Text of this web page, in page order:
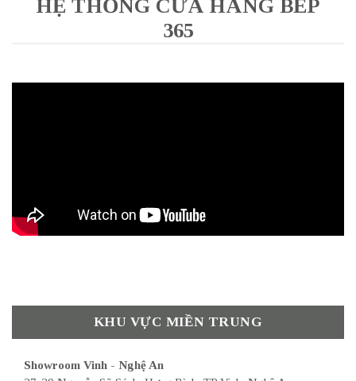
HỆ THỐNG CỬA HÀNG BẾP
365
KHU VỰC MIỀN TRUNG
Showroom Vinh - Nghệ An